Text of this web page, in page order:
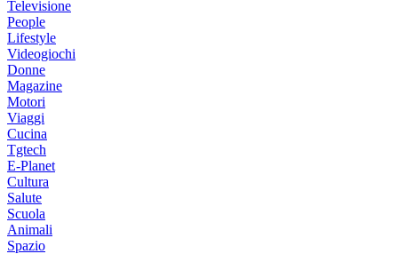
Televisione
People
Lifestyle
Videogiochi
Donne
Magazine
Motori
Viaggi
Cucina
Tgtech
E-Planet
Cultura
Salute
Scuola
Animali
Spazio